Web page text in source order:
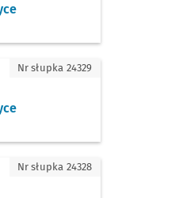
Nr słupka 24329
Nr słupka 24328